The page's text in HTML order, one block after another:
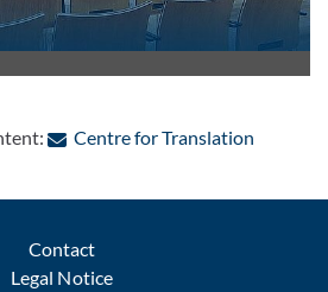
Centre for Translation
Contact
Legal Notice